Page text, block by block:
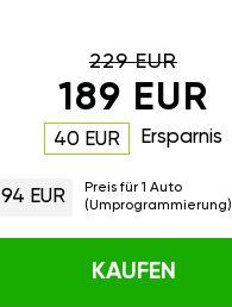
229 EUR
189 EUR
40 EUR Ersparnis
94 EUR
Preis für 1 Auto
(Umprogrammierung)
KAUFEN